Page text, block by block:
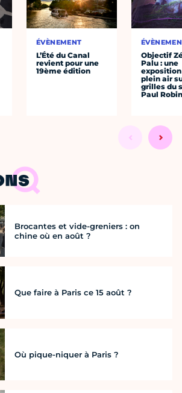
ÉVÈNEMENT
L’Été du Canal
revient pour une
19ème édition
Objectif
Palu : une
plein air
grilles du
Paul
Brocantes et vide-greniers : on
chine où en août ?
Que faire à Paris ce 15 août ?
Où pique-niquer à Paris ?